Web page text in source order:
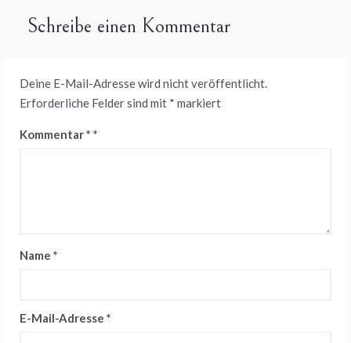
Schreibe einen Kommentar
Deine E-Mail-Adresse wird nicht veröffentlicht.
Erforderliche Felder sind mit * markiert
Kommentar*
Name *
E-Mail-Adresse *